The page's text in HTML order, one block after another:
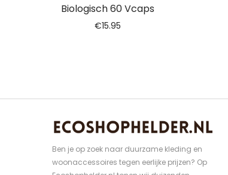
Biologisch 60 Vcaps
€15.95
Ben je op zoek naar duurzame kleding en
woonaccessoires tegen eerlijke prijzen? Op